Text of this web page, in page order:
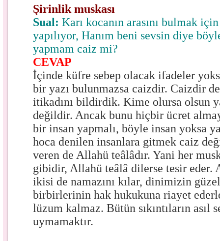
Şirinlik muskası
Sual: Karı kocanın arasını bulmak
yapılıyor, Hanım beni sevsin diye
yapmam caiz mi?
CEVAP
İçinde küfre sebep olacak ifadeler
bir yazı bulunmazsa caizdir. Caizdir
itikadını bildirdik. Kime olursa olsun
değildir. Ancak bunu hiçbir ücret
bir insan yapmalı, böyle insan yoksa
hoca denilen insanlara gitmek caiz
veren de Allahü teâlâdır. Yani her
gibidir, Allahü teâlâ dilerse tesir eder.
ikisi de namazını kılar, dinimizin
birbirlerinin hak hukukuna riayet
lüzum kalmaz. Bütün sıkıntıların asıl
uymamaktır.